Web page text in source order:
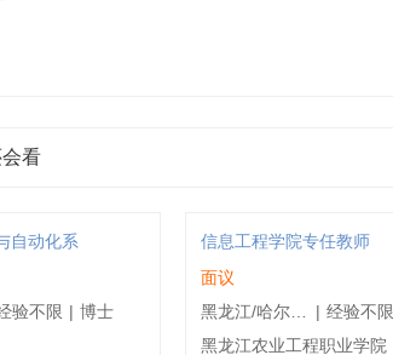
看
自动化系
验不限 | 博士
信息工程学院专任教师
面议
| 经验不限
黑龙江农业工程职业学院